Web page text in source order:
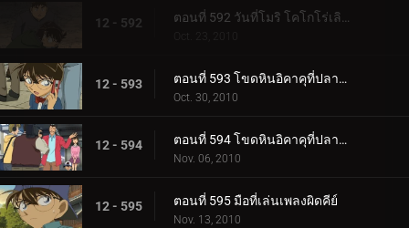
12 - 592 ตอนที่ 592 วันที่โมริ โคโกโร่เลิกเป็นนักสืบ (ตอน 2)
Oct. 23, 2010
12 - 593 ตอนที่ 593 โขดหินอิคาคุที่ปลาหายไป (ตอน 1)
Oct. 30, 2010
12 - 594 ตอนที่ 594 โขดหินอิคาคุที่ปลาหายไป (ตอน 2)
Nov. 06, 2010
12 - 595 ตอนที่ 595 มือที่เล่นเพลงผิดคีย์
Nov. 13, 2010